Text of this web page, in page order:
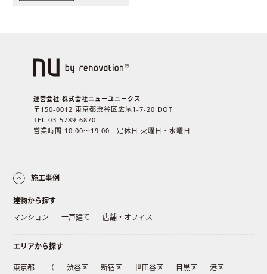
運営会社 株式会社ニューユニークス
〒150-0012 東京都渋谷区広尾1-7-20 DOT
TEL 03-5789-6870
営業時間 10:00〜19:00 定休日 火曜日・水曜日
施工事例
建物から探す
マンション
一戸建て 店舗・オフィス
エリアから探す
東京都 （ 渋谷区 新宿区 世田谷区 目黒区
港区